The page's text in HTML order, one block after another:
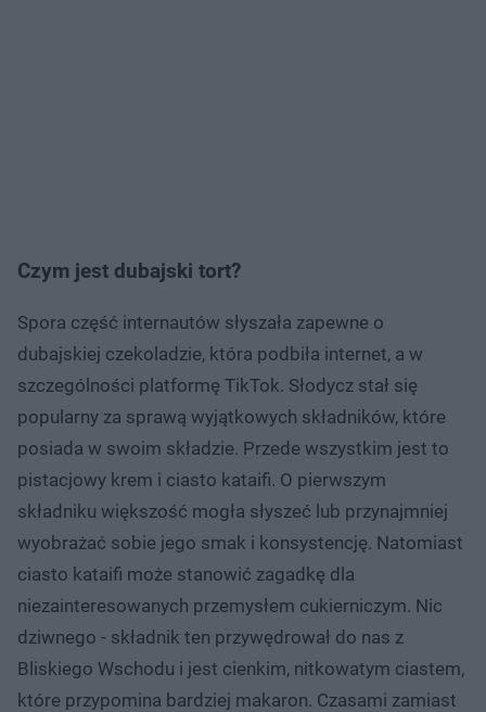
Czym jest dubajski tort?
Spora część internautów słyszała zapewne o
dubajskiej czekoladzie, która podbiła internet, a w
szczególności platformę TikTok. Słodycz stał się
popularny za sprawą wyjątkowych składników, które
posiada w swoim składzie. Przede wszystkim jest to
pistacjowy krem i ciasto kataifi. O pierwszym
składniku większość mogła słyszeć lub przynajmniej
wyobrażać sobie jego smak i konsystencję. Natomiast
ciasto kataifi może stanowić zagadkę dla
niezainteresowanych przemysłem cukierniczym. Nic
dziwnego - składnik ten przywędrował do nas z
Bliskiego Wschodu i jest cienkim, nitkowatym ciastem,
które przypomina bardziej makaron. Czasami zamiast